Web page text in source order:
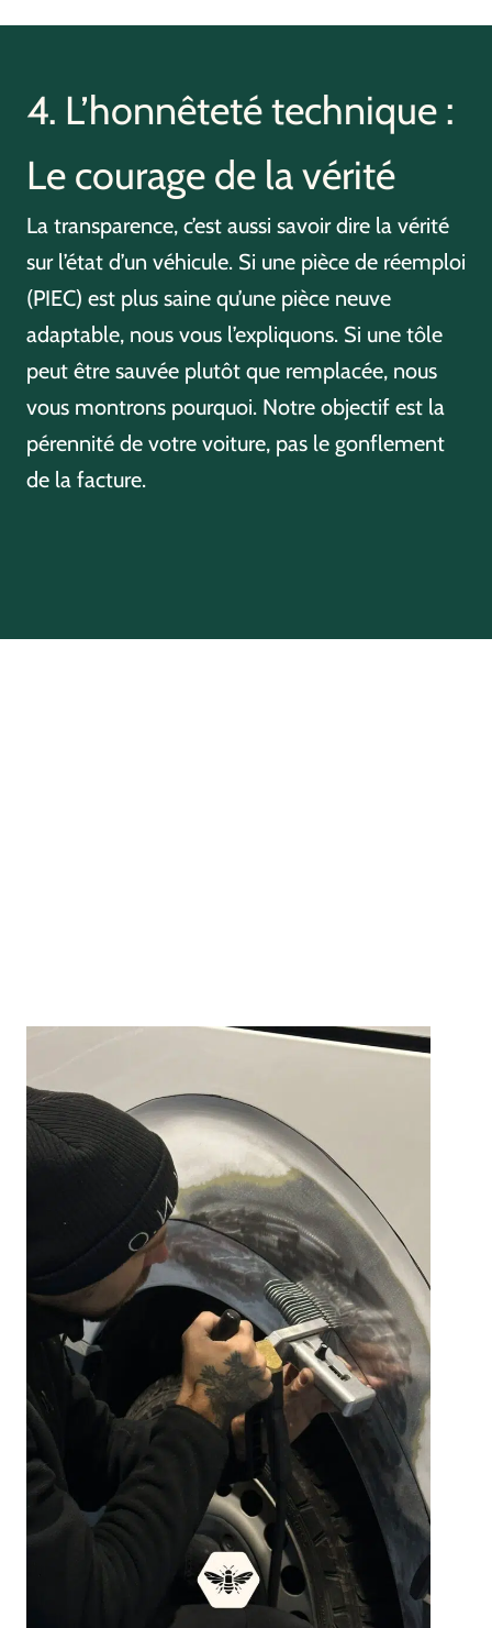
4. L’honnêteté technique :
Le courage de la vérité
La transparence, c’est aussi savoir dire la vérité
sur l’état d’un véhicule. Si une pièce de réemploi
(PIEC) est plus saine qu’une pièce neuve
adaptable, nous vous l’expliquons. Si une tôle
peut être sauvée plutôt que remplacée, nous
vous montrons pourquoi. Notre objectif est la
pérennité de votre voiture, pas le gonflement
de la facture.